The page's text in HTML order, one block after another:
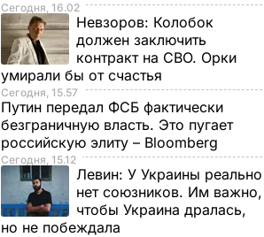
Сегодня, 16.02
Невзоров: Колобок
должен заключить
контракт на СВО. Орки
умирали бы от счастья
Сегодня, 15.57
Путин передал ФСБ фактически
безграничную власть. Это пугает
российскую элиту – Bloomberg
Сегодня, 15.12
Левин: У Украины реально
нет союзников. Им важно,
чтобы Украина дралась,
но не побеждала